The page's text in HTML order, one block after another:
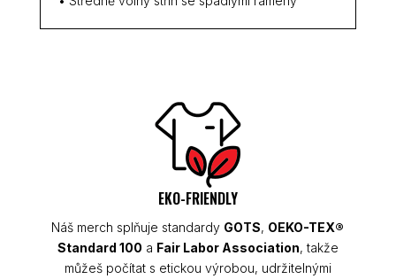
EKO-FRIENDLY
Náš merch splňuje standardy GOTS, OEKO-TEX®
Standard 100 a Fair Labor Association, takže
můžeš počítat s etickou výrobou, udržitelnými